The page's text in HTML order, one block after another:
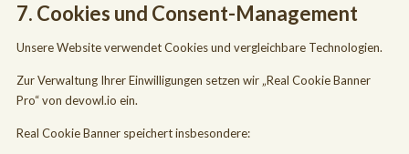
7. Cookies und Consent-Management
Unsere Website verwendet Cookies und vergleichbare Technologien.
Zur Verwaltung Ihrer Einwilligungen setzen wir „Real Cookie Banner
Pro“ von devowl.io ein.
Real Cookie Banner speichert insbesondere: